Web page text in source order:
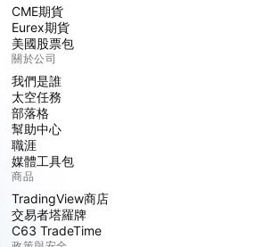
CME期貨
Eurex期貨
美國股票包
關於公司
我們是誰
太空任務
部落格
幫助中心
職涯
媒體工具包
商品
TradingView商店
交易者塔羅牌
C63 TradeTime